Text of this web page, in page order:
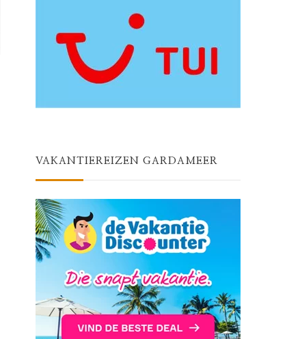
VAKANTIEREIZEN GARDAMEER